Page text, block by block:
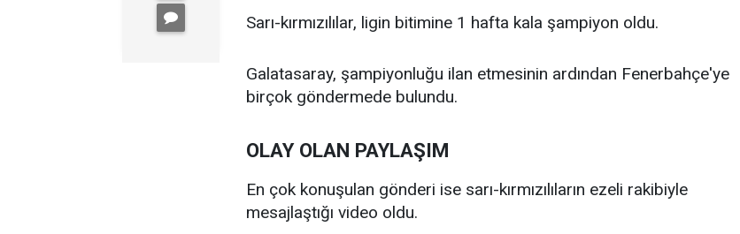
Sarı-kırmızılılar, ligin bitimine 1 hafta kala şampiyon oldu.
Galatasaray, şampiyonluğu ilan etmesinin ardından Fenerbahçe'ye
birçok göndermede bulundu.
OLAY OLAN PAYLAŞIM
En çok konuşulan gönderi ise sarı-kırmızılıların ezeli rakibiyle
mesajlaştığı video oldu.